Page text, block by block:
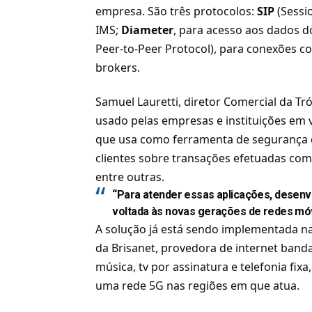
empresa. São três protocolos:SIP
IMS; Diameter, para acesso aos dados
Peer-to-Peer Protocol), para conexões
brokers.
Samuel Lauretti, diretor Comercial da
usado pelas empresas e instituições
que usa como ferramenta de
clientes sobre transações efetuadas
entre outras.
“Para atender essas aplicações,
voltada às novas gerações de redes
A solução já está sendo implementada
da Brisanet, provedora de internet
música, tv por assinatura e telefonia fixa
uma rede 5G nas regiões em que atua.